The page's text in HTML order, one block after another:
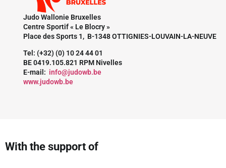
Judo Wallonie Bruxelles
Centre Sportif « Le Blocry »
Place des Sports 1, B-1348 OTTIGNIES-LOUVAIN-LA-NEUVE
Tel: (+32) (0) 10 24 44 01
BE 0419.105.821 RPM Nivelles
E-mail: info@judowb.be
www.judowb.be
With the support of